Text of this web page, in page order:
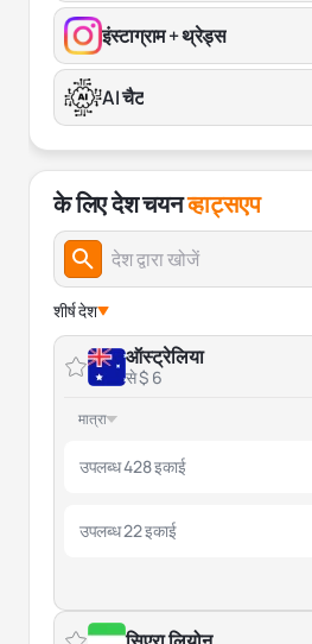
इंस्टाग्राम + थ्रेड्स
AI चैट
के लिए देश चयनव्हाट्सएप
शीर्ष देश
ऑस्ट्रेलिया
से $ 6
मात्रा
उपलब्ध 428 इकाई
उपलब्ध 22 इकाई